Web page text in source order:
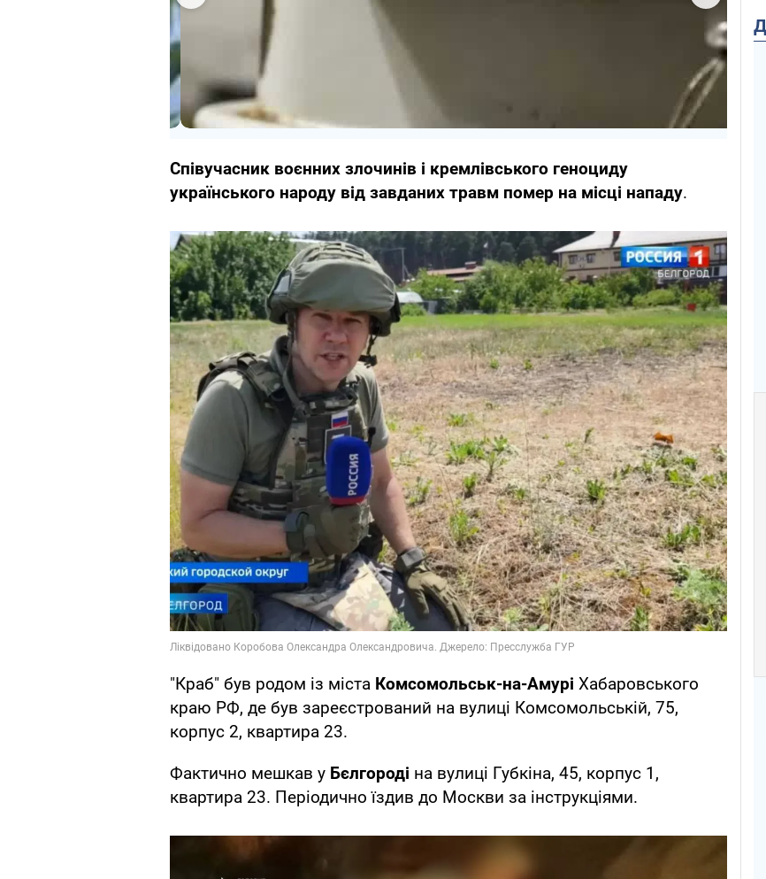
Співучасник воєнних злочинів і кремлівського геноциду
українського народу від завданих травм помер на місці нападу.
"Краб" був родом із міста Комсомольськ-на-Амурі Хабаровського
краю РФ, де був зареєстрований на вулиці Комсомольській, 75,
корпус 2, квартира 23.
Фактично мешкав у Бєлгороді на вулиці Губкіна, 45, корпус 1,
квартира 23. Періодично їздив до Москви за інструкціями.